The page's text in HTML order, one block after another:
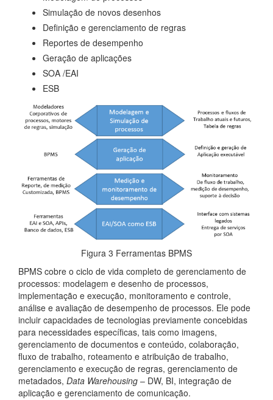
Simulação de novos desenhos
Definição e gerenciamento de regras
Reportes de desempenho
Geração de aplicações
SOA /EAI
ESB
Figura 3 Ferramentas BPMS
BPMS cobre o ciclo de vida completo de gerenciamento de
processos: modelagem e desenho de processos,
implementação e execução, monitoramento e controle,
análise e avaliação de desempenho de processos. Ele pode
incluir capacidades de tecnologias previamente concebidas
para necessidades específicas, tais como imagens,
gerenciamento de documentos e conteúdo, colaboração,
fluxo de trabalho, roteamento e atribuição de trabalho,
gerenciamento e execução de regras, gerenciamento de
metadados, Data Warehousing – DW, BI, integração de
aplicação e gerenciamento de comunicação.